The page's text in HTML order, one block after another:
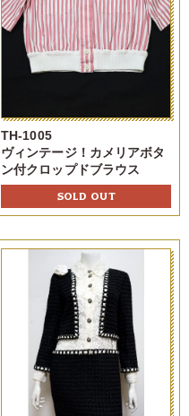
TH-1005
ヴィンテージ！カメリアボタ
ン付クロップドブラウス
SOLD OUT